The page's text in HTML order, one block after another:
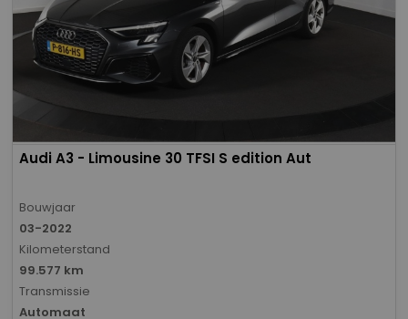
Audi A3 - Limousine 30 TFSI S edition Aut
Bouwjaar
03-2022
Kilometerstand
99.577 km
Transmissie
Automaat